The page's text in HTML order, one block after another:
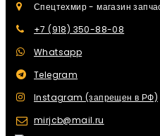
Спецтехмир - магазин
+7 (918) 350-88-08
Whatsapp
Telegram
Instagram (запрещен в РФ)
mirjcb@mail.ru